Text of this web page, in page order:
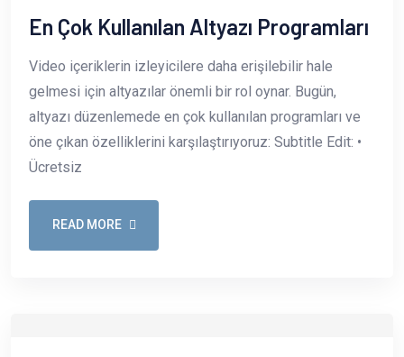
En Çok Kullanılan Altyazı Programları
Video içeriklerin izleyicilere daha erişilebilir hale
gelmesi için altyazılar önemli bir rol oynar. Bugün,
altyazı düzenlemede en çok kullanılan programları ve
öne çıkan özelliklerini karşılaştırıyoruz: Subtitle Edit: •
Ücretsiz
READ MORE